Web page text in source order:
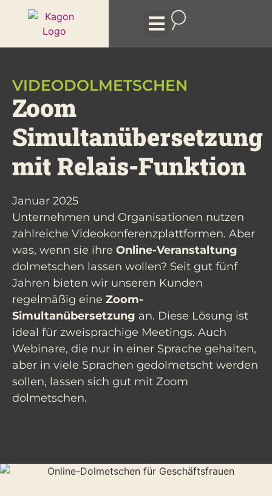
VIDEODOLMETSCHEN
Zoom
Simultanübersetzung
mit Relais-Funktion
Januar 2025
Unternehmen und Organisationen nutzen
zahlreiche Videokonferenzplattformen. Aber
was, wenn sie ihre Online-Veranstaltung
dolmetschen lassen wollen? Seit gut fünf
Jahren bieten wir unseren Kunden
regelmäßig eine Zoom-
Simultanübersetzung an. Diese Lösung ist
ideal für zweisprachige Meetings. Auch
Webinare, die nur in einer Sprache gehalten,
aber in viele Sprachen gedolmetscht werden
sollen, lassen sich gut mit Zoom
dolmetschen.